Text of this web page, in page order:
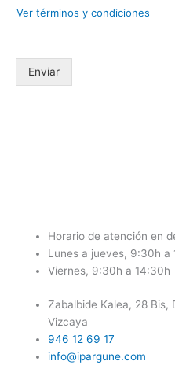
Ver términos y condiciones
Enviar
Horario de atención en
Lunes a jueves, 9:30h a
Viernes, 9:30h a 14:30h
Zabalbide Kalea, 28
Vizcaya
946 12 69 17
info@ipargune.com